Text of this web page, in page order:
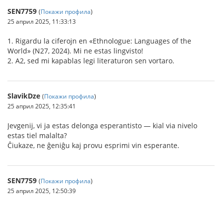
SEN7759 (Покажи профила)
25 април 2025, 11:33:13
1. Rigardu la ciferojn en «Ethnologue: Languages of the
World» (N27, 2024). Mi ne estas lingvisto!
2. A2, sed mi kapablas legi literaturon sen vortaro.
SlavikDze (Покажи профила)
25 април 2025, 12:35:41
Jevgenij, vi ja estas delonga esperantisto — kial via nivelo
estas tiel malalta?
Ĉiukaze, ne ĝeniĝu kaj provu esprimi vin esperante.
SEN7759 (Покажи профила)
25 април 2025, 12:50:39